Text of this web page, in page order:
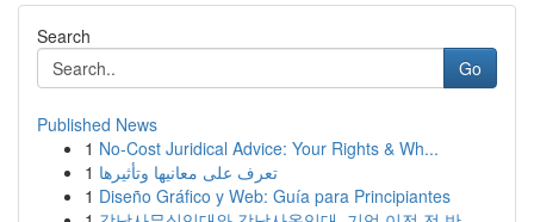
Search
Go
Published News
1 No-Cost Juridical Advice: Your Rights & Wh...
1 تعرف على معانيها وتأثيرها
1 Diseño Gráfico y Web: Guía para Principiantes